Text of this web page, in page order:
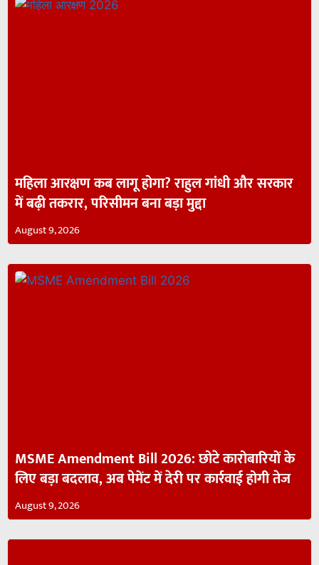
महिला आरक्षण कब लागू होगा? राहुल गांधी और सरकार
में बढ़ी तकरार, परिसीमन बना बड़ा मुद्दा
August 9, 2026
MSME Amendment Bill 2026: छोटे कारोबारियों के
लिए बड़ा बदलाव, अब पेमेंट में देरी पर कार्रवाई होगी तेज
August 9, 2026